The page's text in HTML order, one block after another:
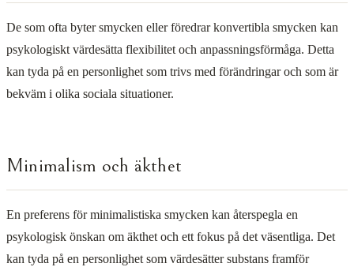
De som ofta byter smycken eller föredrar konvertibla smycken kan
psykologiskt värdesätta flexibilitet och anpassningsförmåga. Detta
kan tyda på en personlighet som trivs med förändringar och som är
bekväm i olika sociala situationer.
Minimalism och äkthet
En preferens för minimalistiska smycken kan återspegla en
psykologisk önskan om äkthet och ett fokus på det väsentliga. Det
kan tyda på en personlighet som värdesätter substans framför